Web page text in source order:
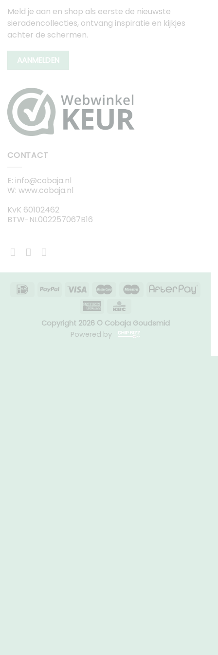
Meld je aan en shop als eerste de nieuwste
sieradencollecties, ontvang inspiratie en kijkjes
achter de schermen.
AANMELDEN
CONTACT
E: info@cobaja.nl
W: www.cobaja.nl
KvK 60102462
BTW-NL002257067B16
Copyright 2026 © Cobaja Goudsmid
Powered by